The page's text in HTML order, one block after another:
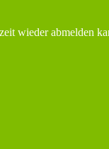
wieder abmelden